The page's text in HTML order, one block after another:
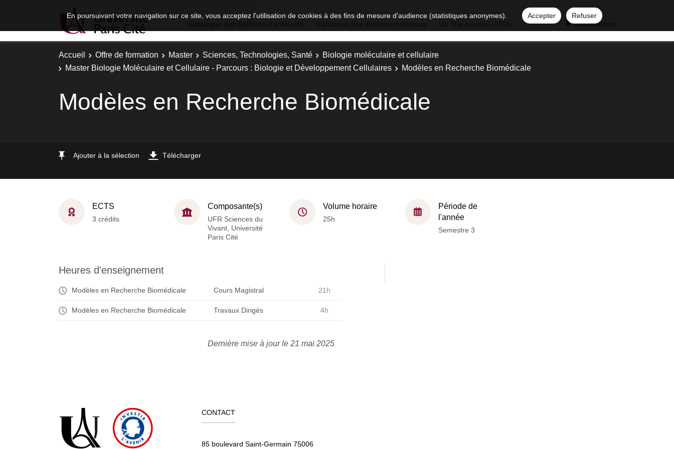
En poursuivant votre navigation sur ce site, vous acceptez l'utilisation de cookies à des fins de mesure d'audience (statistiques anonymes). Accepter
Refuser
Ma sélection
Accueil Offre de formation Master Sciences, Technologies, Santé
Biologie moléculaire et cellulaire
Master Biologie Moléculaire et Cellulaire - Parcours : Biologie et Développement Cellulaires
Modèles en Recherche Biomédicale
Modèles en Recherche Biomédicale
Ajouter à la sélection Télécharger
ECTS
3 crédits
Composante(s)
UFR Sciences du
Vivant, Université
Paris Cité
Volume horaire
25h
Période de
l'année
Semestre 3
Heures d'enseignement
Modèles en Recherche Biomédicale Cours Magistral 21h
Modèles en Recherche Biomédicale Travaux Dirigés 4h
Dernière mise à jour le 21 mai 2025
CONTACT
85 boulevard Saint-Germain 75006